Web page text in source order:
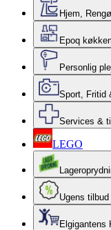
Hjem,
Epoq
Personlig
Sport, Fritid
Services &
LEGO
Ugens
Elgigantens